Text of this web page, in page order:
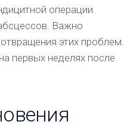
операции
Важно
этих проблем.
первых неделях после